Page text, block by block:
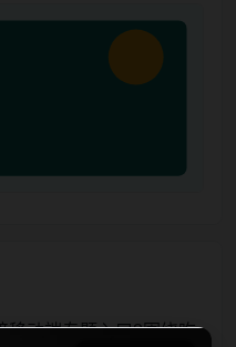
移动端专题入口3围绕吃